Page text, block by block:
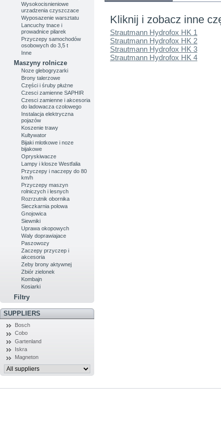
Wysokocisnieniowe
urzadzenia czyszczace
Wyposazenie warsztatu
Lancuchy tnace i
prowadnice pilarek
Przyczepy samochodów
osobowych do 3,5 t
Inne
Maszyny rolnicze
Noze glebogryzarki
Brony talerzowe
Części i śruby płużne
Czesci zamienne SAPHIR
Czesci zamienne i akcesoria
do ladowacza czolowego
Instalacja elektryczna
pojazów
Koszenie trawy
Kultywator
Bijaki mlotkowe i noze
bijakowe
Opryskiwacze
Lampy i klosze Westfalia
Przyczepy i naczepy do 80
km/h
Przyczepy maszyn
rolniczych i lesnych
Rozrzutnik obornika
Sieczkarnia polowa
Gnojowica
Siewniki
Uprawa okopowych
Waly doprawiajace
Paszowozy
Zaczepy przyczep i
akcesoria
Zeby brony aktywnej
Zbiór zielonek
Kombajn
Kosiarki
Filtry
SUPPLIERS
Bosch
Cobo
Gartenland
Iskra
Magneton
Kliknij i zobacz inne
Strautmann Hydrofox HK 1
Strautmann Hydrofox HK 2
Strautmann Hydrofox HK 3
Strautmann Hydrofox HK 4